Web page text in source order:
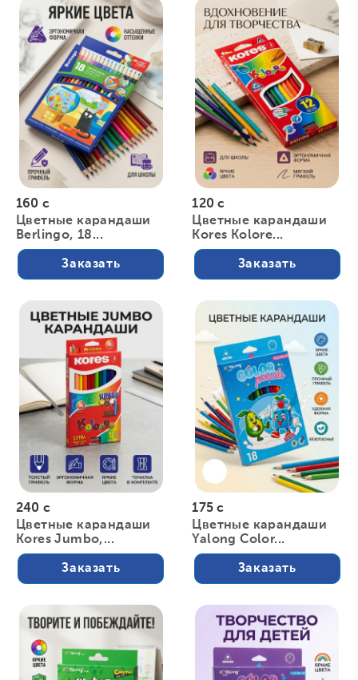
160 с
Цветные карандаши
Berlingo, 18...
Заказать
120 с
Цветные карандаши
Kores Kolore...
Заказать
240 с
Цветные карандаши
Kores Jumbo,...
Заказать
175 с
Цветные карандаши
Yalong Color...
Заказать